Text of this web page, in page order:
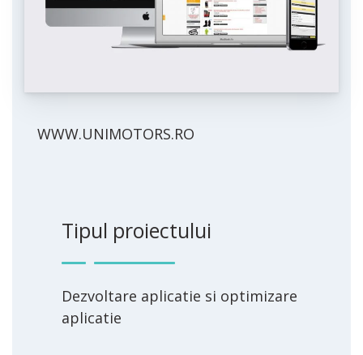
WWW.UNIMOTORS.RO
Tipul proiectului
Dezvoltare aplicatie si optimizare
aplicatie